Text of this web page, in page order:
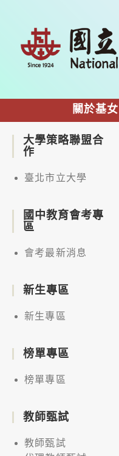
關於基女
大學策略聯盟合
作
臺北市立大學
國中教育會考專
區
會考最新消息
新生專區
新生專區
榜單專區
榜單專區
教師甄試
教師甄試